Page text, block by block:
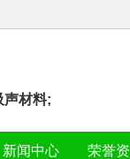
声材料;
新闻中心 荣誉